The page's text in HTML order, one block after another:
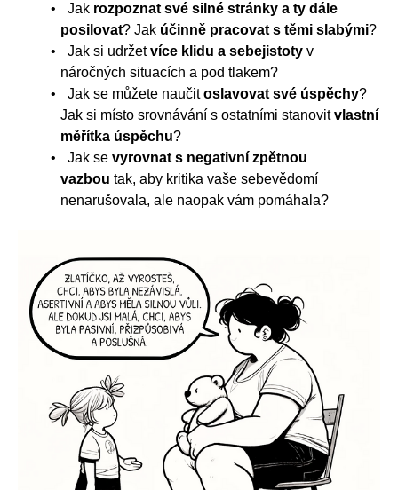
Jak rozpoznat své silné stránky a ty dále
posilovat? Jak účinně pracovat s těmi slabými?
Jak si udržetvíce klidu a sebejistotyv
náročných situacích a pod tlakem?
Jak se můžete naučitoslavovat své úspěchy?
Jak si místo srovnávání s ostatními stanovitvlastní
měřítka úspěchu?
Jak se vyrovnat s negativní zpětnou
vazbou tak, aby kritika vaše sebevědomí
nenarušovala, ale naopak vám pomáhala?